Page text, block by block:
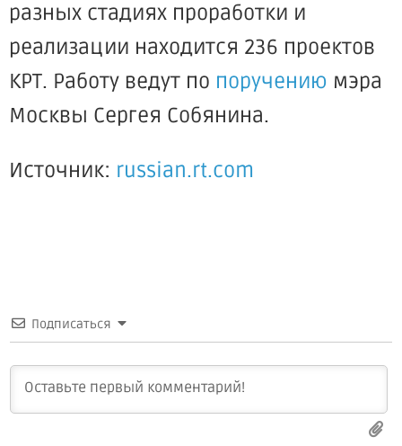
разных стадиях проработки и
реализации находится 236 проектов
КРТ. Работу ведут по поручению мэра
Москвы Сергея Собянина.
Источник: russian.rt.com
Подписаться